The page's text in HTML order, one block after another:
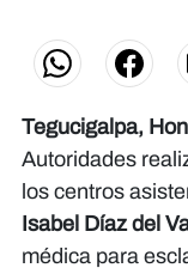
Tegucigalpa,
Autoridades
los centros
Isabel Díaz del
médica para